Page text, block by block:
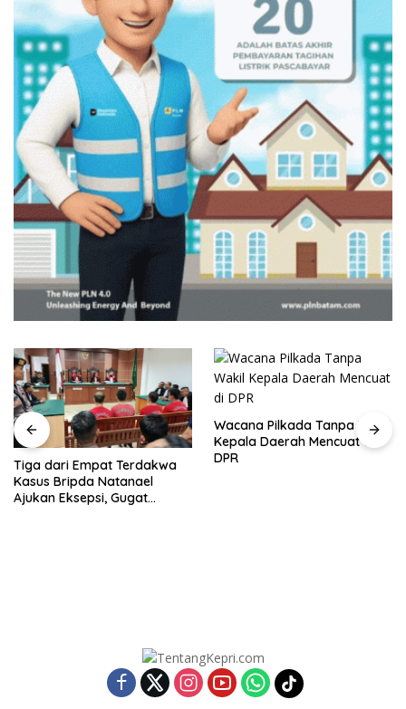
Tiga dari Empat Terdakwa
Kasus Bripda Natanael
Ajukan Eksepsi, Gugat
Wacana Pilkada Tanpa Wakil
Kepala Daerah Mencuat di
DPR